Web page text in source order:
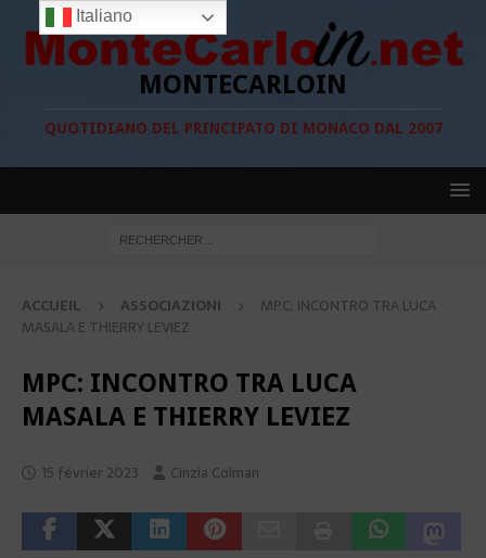
MONTECARLOIN
QUOTIDIANO DEL PRINCIPATO DI MONACO DAL 2007
ACCUEIL ASSOCIAZIONI
MPC: INCONTRO TRA LUCA
MASALA E THIERRY LEVIEZ
MPC: INCONTRO TRA LUCA
MASALA E THIERRY LEVIEZ
15 février 2023 Cinzia Colman
Italiano